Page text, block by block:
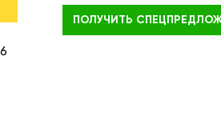
ПОЛУЧИТЬ